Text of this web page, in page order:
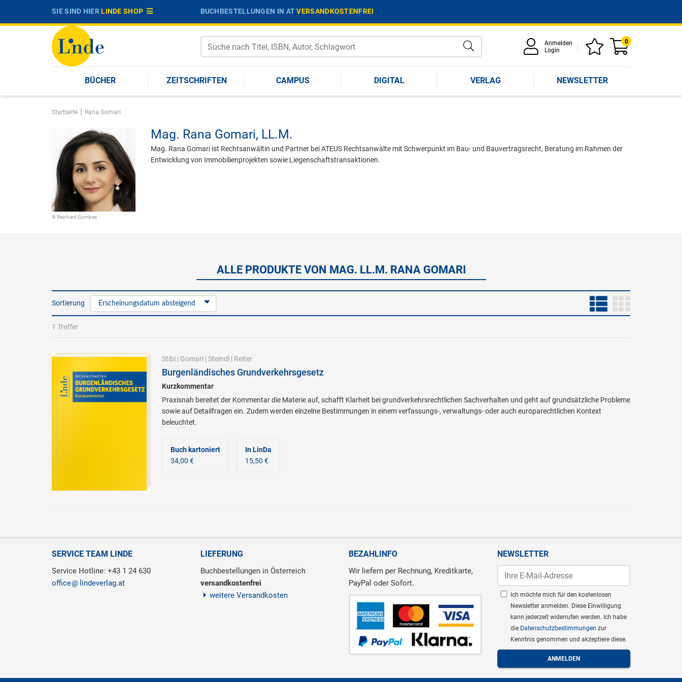
SIE SIND HIERLINDE SHOP BUCHBESTELLUNGEN IN ATVERSANDKOSTENFREI
Anmelden
Login
0
BÜCHER ZEITSCHRIFTEN CAMPUS DIGITAL VERLAG NEWSLETTER
Startseite | Rana Gomari
© Reinhard Gombas
Mag. Rana Gomari, LL.M.
Mag. Rana Gomari ist Rechtsanwältin und Partner bei ATEUS Rechtsanwälte mit Schwerpunkt im Bau- und Bauvertragsrecht, Beratung im Rahmen der
Entwicklung von Immobilienprojekten sowie Liegenschaftstransaktionen.
ALLE PRODUKTE VON MAG. LL.M. RANA GOMARI
Sortierung Erscheinungsdatum absteigend
1 Treffer
Stibi| Gomari| Steindl | Reiter
Burgenländisches Grundverkehrsgesetz
Kurzkommentar
Praxisnah bereitet der Kommentar die Materie auf, schafft Klarheit bei grundverkehrsrechtlichen Sachverhalten und geht auf grundsätzliche Probleme
sowie auf Detailfragen ein. Zudem werden einzelne Bestimmungen in einem verfassungs-, verwaltungs- oder auch europarechtlichen Kontext
beleuchtet.
Buch kartoniert
34,00 €
In LinDa
15,50 €
SERVICE TEAM LINDE
Service Hotline: +43 1 24 630
office
lindeverlag.at
LIEFERUNG
Buchbestellungen in Österreich
versandkostenfrei
weitere Versandkosten
BEZAHLINFO
Wir liefern per Rechnung, Kreditkarte,
PayPal oder Sofort.
NEWSLETTER
Ich möchte mich für den kostenlosen
Newsletter anmelden. Diese Einwilligung
kann jederzeit widerrufen werden. Ich habe
die Datenschutzbestimmungen zur
Kenntnis genommen und akzeptiere diese.